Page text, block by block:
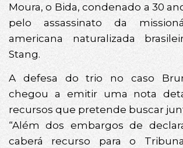
Moura, o Bida, condenado a 30
pelo assassinato da
americana naturalizada
Stang.
A defesa do trio no caso
chegou a emitir uma nota
recursos que pretende buscar
“Além dos embargos de
caberá recurso para o